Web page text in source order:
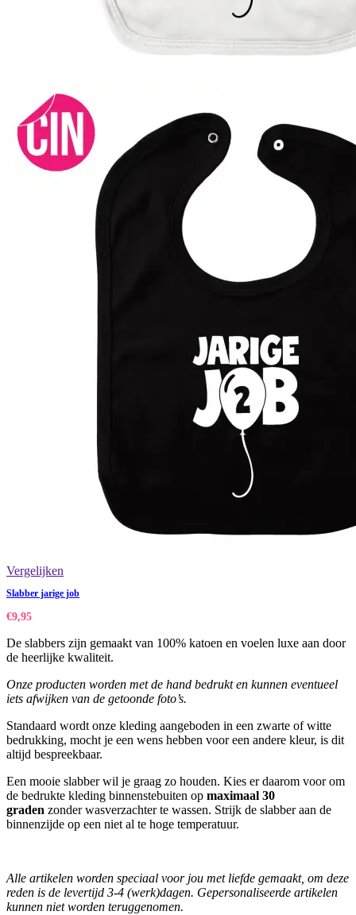
Vergelijken
Slabber jarige job
€9,95
De slabbers zijn gemaakt van 100% katoen en voelen luxe aan door
de heerlijke kwaliteit.
Onze producten worden met de hand bedrukt en kunnen eventueel
iets afwijken van de getoonde foto’s.
Standaard wordt onze kleding aangeboden in een zwarte of witte
bedrukking, mocht je een wens hebben voor een andere kleur, is dit
altijd bespreekbaar.
Een mooie slabber wil je graag zo houden. Kies er daarom voor om
de bedrukte kleding binnenstebuiten op maximaal 30
graden zonder wasverzachter te wassen. Strijk de slabber aan de
binnenzijde op een niet al te hoge temperatuur.
Alle artikelen worden speciaal voor jou met liefde gemaakt, om deze
reden is de levertijd 3-4 (werk)dagen. Gepersonaliseerde artikelen
kunnen niet worden teruggenomen.